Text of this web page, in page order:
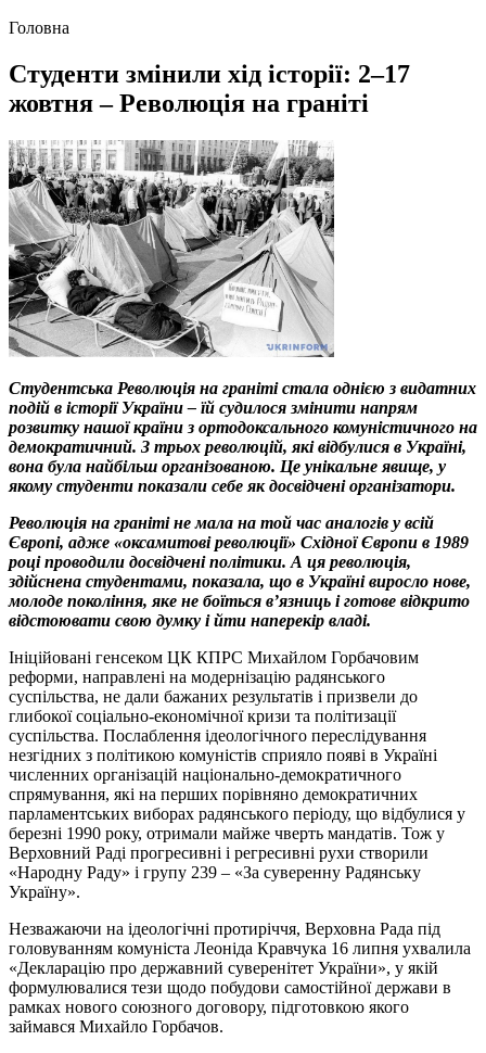
Головна
Студенти змінили хід історії: 2–17
жовтня – Революція на граніті
Студентська Революція на граніті стала однією з видатних
подій в історії України – їй судилося змінити напрям
розвитку нашої країни з ортодоксального комуністичного на
демократичний. З трьох революцій, які відбулися в Україні,
вона була найбільш організованою. Це унікальне явище, у
якому студенти показали себе як досвідчені організатори.
Революція на граніті не мала на той час аналогів у всій
Європі, адже «оксамитові революції» Східної Європи в 1989
році проводили досвідчені політики. А ця революція,
здійснена студентами, показала, що в Україні виросло нове,
молоде покоління, яке не боїться в’язниць і готове відкрито
відстоювати свою думку і йти наперекір владі.
Ініційовані генсеком ЦК КПРС Михайлом Горбачовим
реформи, направлені на модернізацію радянського
суспільства, не дали бажаних результатів і призвели до
глибокої соціально-економічної кризи та політизації
суспільства. Послаблення ідеологічного переслідування
незгідних з політикою комуністів сприяло появі в Україні
численних організацій національно-демократичного
спрямування, які на перших порівняно демократичних
парламентських виборах радянського періоду, що відбулися у
березні 1990 року, отримали майже чверть мандатів. Тож у
Верховний Раді прогресивні і регресивні рухи створили
«Народну Раду» і групу 239 – «За суверенну Радянську
Україну».
Незважаючи на ідеологічні протиріччя, Верховна Рада під
головуванням комуніста Леоніда Кравчука 16 липня ухвалила
«Декларацію про державний суверенітет України», у якій
формулювалися тези щодо побудови самостійної держави в
рамках нового союзного договору, підготовкою якого
займався Михайло Горбачов.